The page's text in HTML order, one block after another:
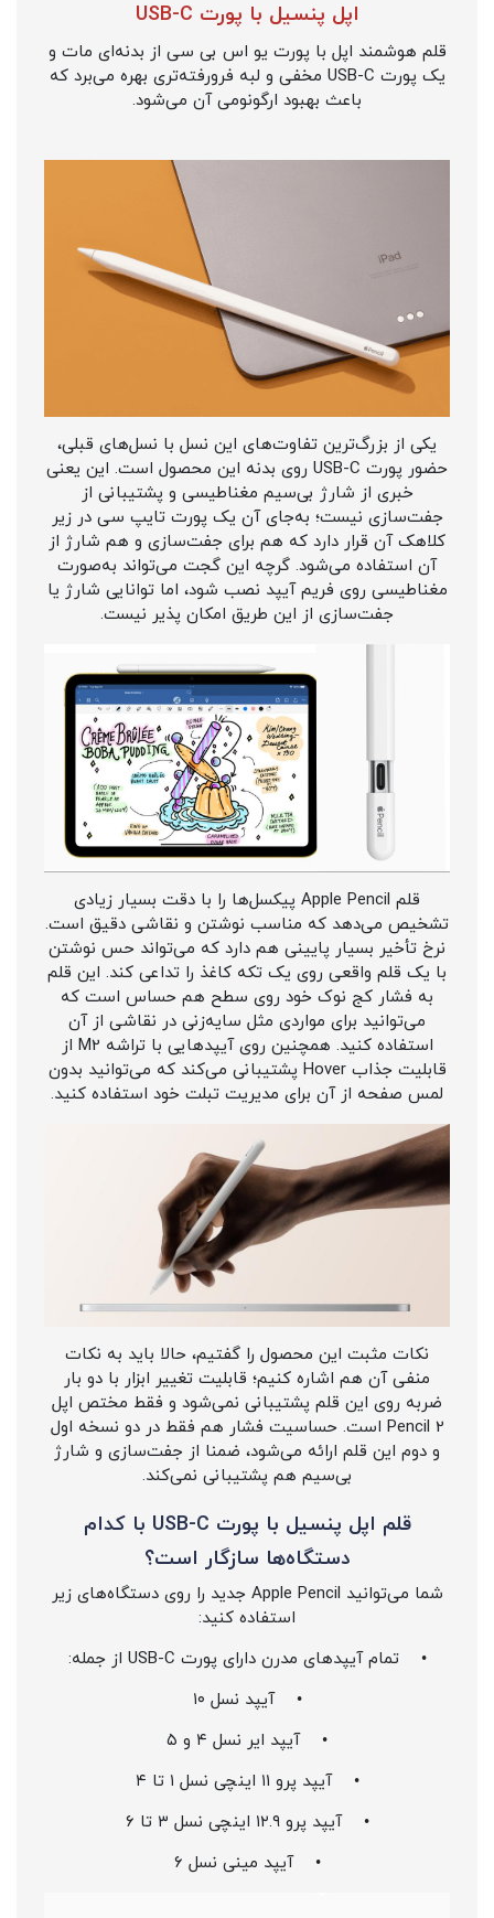
اپل پنسیل با پورت USB-C
قلم هوشمند اپل با پورت یو اس بی سی از بدنه‌ای مات و
یک پورت USB-C مخفی و لبه فرورفته‌تری بهره می‌برد که
باعث بهبود ارگونومی آن می‌شود.
یکی از بزرگ‌ترین تفاوت‌های این نسل با نسل‌های قبلی،
حضور پورت USB-C روی بدنه این محصول است. این یعنی
خبری از شارژ بی‌سیم مغناطیسی و پشتیبانی از
جفت‌سازی نیست؛ به‌جای آن یک پورت تایپ سی در زیر
کلاهک آن قرار دارد که هم برای جفت‌سازی و هم شارژ از
آن استفاده می‌شود. گرچه این گجت می‌تواند به‌صورت
مغناطیسی روی فریم آیپد نصب شود، اما توانایی شارژ یا
جفت‌سازی از این طریق امکان پذیر نیست.
قلم Apple Pencil پیکسل‌ها را با دقت بسیار زیادی
تشخیص می‌دهد که مناسب نوشتن و نقاشی دقیق است.
نرخ تأخیر بسیار پایینی هم دارد که می‌تواند حس نوشتن
با یک قلم واقعی روی یک تکه کاغذ را تداعی کند. این قلم
به فشار کج نوک خود روی سطح هم حساس است که
می‌توانید برای مواردی مثل سایه‌زنی در نقاشی از آن
استفاده کنید. همچنین روی آیپدهایی با تراشه M2 از
قابلیت جذاب Hover پشتیبانی می‌کند که می‌توانید بدون
لمس صفحه از آن برای مدیریت تبلت خود استفاده کنید.
نکات مثبت این محصول را گفتیم، حالا باید به نکات
منفی آن هم اشاره کنیم؛ قابلیت تغییر ابزار با دو بار
ضربه روی این قلم پشتیبانی نمی‌شود و فقط مختص اپل
Pencil 2 است. حساسیت فشار هم فقط در دو نسخه اول
و دوم این قلم ارائه می‌شود، ضمنا از جفت‌سازی و شارژ
بی‌سیم هم پشتیبانی نمی‌کند.
قلم اپل پنسیل با پورت USB-C با کدام
دستگاه‌ها سازگار است؟
شما می‌توانید Apple Pencil جدید را روی دستگاه‌های زیر
استفاده کنید:
• تمام آیپدهای مدرن دارای پورت USB-C از جمله:
• آیپد نسل ۱۰
• آیپد ایر نسل ۴ و ۵
• آیپد پرو ۱۱ اینچی نسل ۱ تا ۴
• آیپد پرو ۱۲.۹ اینچی نسل ۳ تا ۶
• آیپد مینی نسل ۶